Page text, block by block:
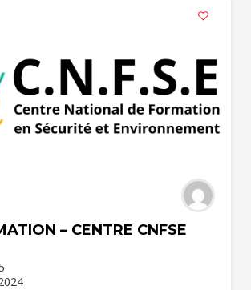
– CENTRE CNFSE